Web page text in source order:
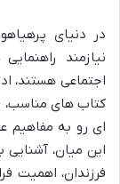
در دنیای
نیازمند
اجتماعی هستند،
کتاب های مناسب،
ای رو به مفاهیم
این میان،
فرزندان، اهمیت